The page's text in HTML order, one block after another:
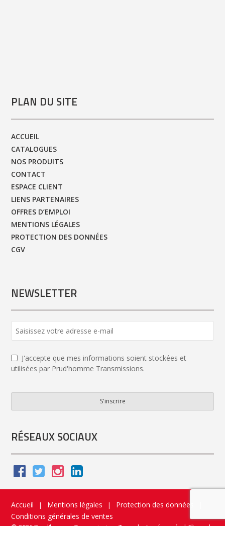
PLAN DU SITE
ACCUEIL
CATALOGUES
NOS PRODUITS
CONTACT
ESPACE CLIENT
LIENS PARTENAIRES
OFFRES D’EMPLOI
MENTIONS LÉGALES
PROTECTION DES DONNÉES
CGV
NEWSLETTER
J'accepte que mes informations soient stockées et
utilisées par Prud'homme Transmissions.
S'inscrire
RÉSEAUX SOCIAUX
Accueil | Mentions légales | Protection des données
Conditions générales de ventes
© 2026 Prud’homme Transmission. Tous droits réservés|Flippad